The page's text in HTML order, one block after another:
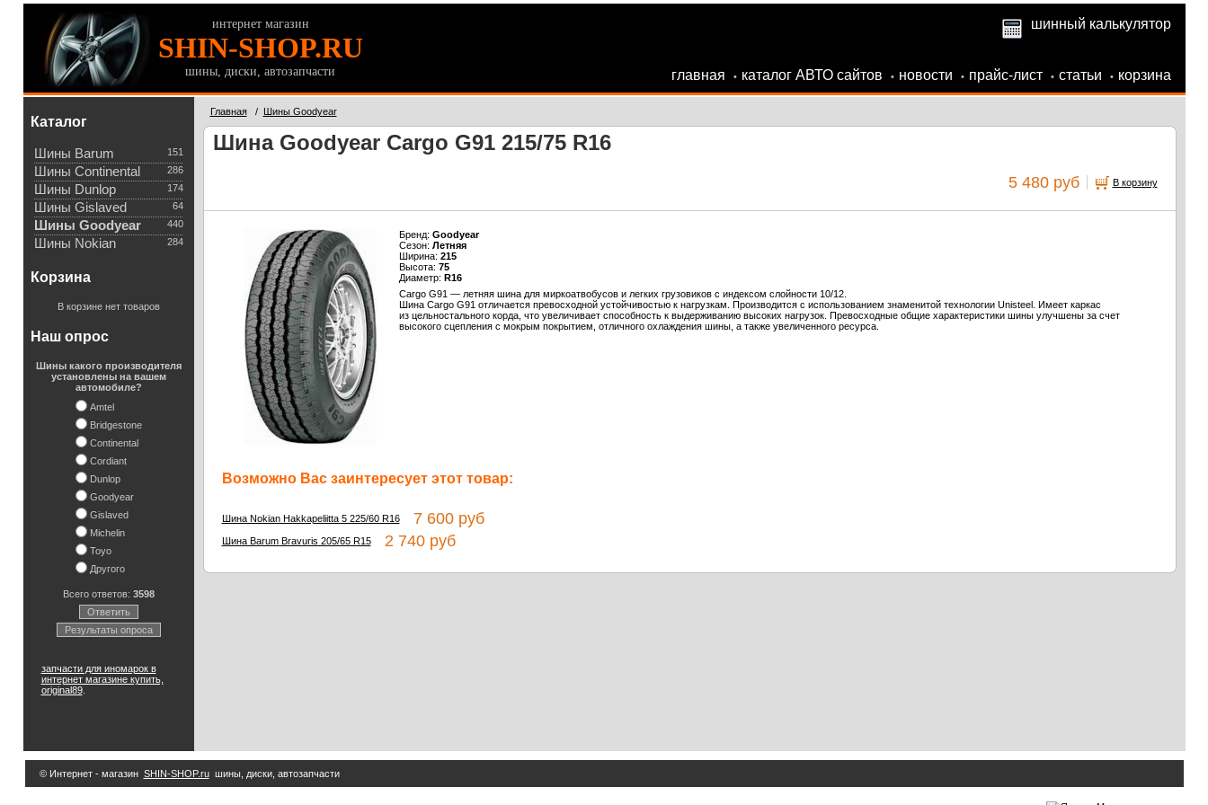
интернет магазин
SHIN-SHOP.RU
шины, диски, автозапчасти
шинный калькулятор
главная • каталог АВТО сайтов • новости • прайс-лист • статьи • корзина
Каталог
151
Шины Barum
286
Шины Continental
174
Шины Dunlop
64
Шины Gislaved
440
Шины Goodyear
284
Шины Nokian
Корзина
В корзине нет товаров
Наш опрос
Шины какого производителя
установлены на вашем
автомобиле?
Amtel
Bridgestone
Continental
Cordiant
Dunlop
Goodyear
Gislaved
Michelin
Toyo
Другого
Всего ответов: 3598
Ответить
Результаты опроса
запчасти для иномарок в
интернет магазине купить,
original89.
Главная/ Шины Goodyear
Шина Goodyear Cargo G91 215/75 R16
5 480 руб В корзину
Бренд: Goodyear
Сезон: Летняя
Ширина: 215
Высота: 75
Диаметр: R16
Cargo G91 — летняя шина для миркоатвобусов и легких грузовиков с индексом слойности 10/12.
Шина Cargo G91 отличается превосходной устойчивостью к нагрузкам. Производится с использованием знаменитой технологии Unisteel. Имеет каркас
из цельностального корда, что увеличивает способность к выдерживанию высоких нагрузок. Превосходные общие характеристики шины улучшены за счет
высокого сцепления с мокрым покрытием, отличного охлаждения шины, а также увеличенного ресурса.
Возможно Вас заинтересует этот товар:
Шина Nokian Hakkapeliitta 5 225/60 R167 600 руб
Шина Barum Bravuris 205/65 R152 740 руб
© Интернет - магазин SHIN-SHOP.ruшины, диски, автозапчасти